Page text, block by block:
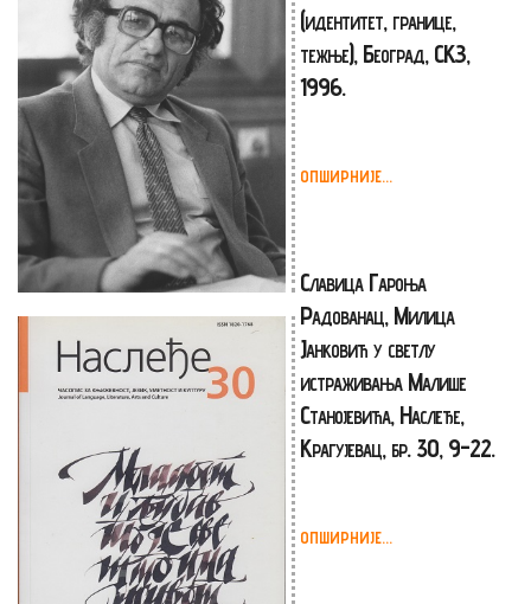
(идентитет, границе,
тежње), Београд, СКЗ,
1996.
ОПШИРНИЈЕ...
Славица Гароња
Радованац, Милица
Јанковић у светлу
истраживања Малише
Станојевића, Наслеђе,
Крагујевац, бр. 30, 9-22.
ОПШИРНИЈЕ...